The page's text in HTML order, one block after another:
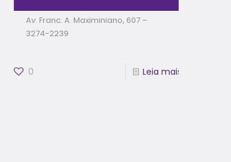
Av. Franc. A. Maximiniano, 607 –
3274-2239
0 Leia mais